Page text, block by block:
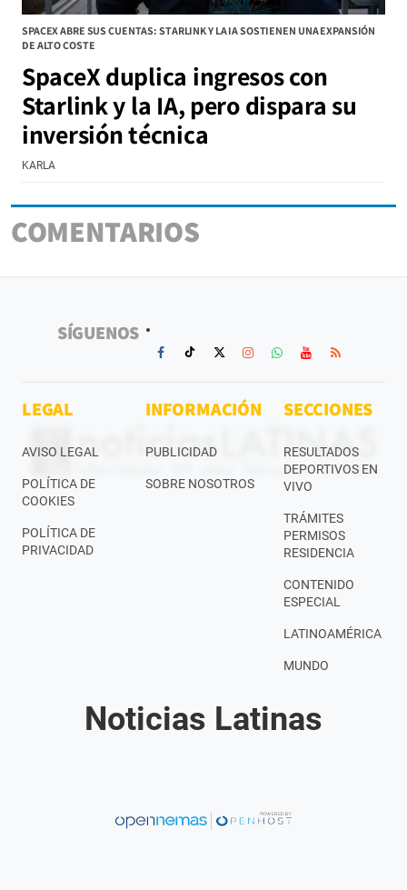
SPACEX ABRE SUS CUENTAS: STARLINK Y LA IA SOSTIENEN UNA EXPANSIÓN
DE ALTO COSTE
SpaceX duplica ingresos con
Starlink y la IA, pero dispara su
inversión técnica
KARLA
COMENTARIOS
SÍGUENOS
LEGAL
AVISO LEGAL
POLÍTICA DE
COOKIES
POLÍTICA DE
PRIVACIDAD
INFORMACIÓN
PUBLICIDAD
SOBRE NOSOTROS
SECCIONES
RESULTADOS
DEPORTIVOS EN
VIVO
TRÁMITES
PERMISOS
RESIDENCIA
CONTENIDO
ESPECIAL
LATINOAMÉRICA
MUNDO
Noticias Latinas